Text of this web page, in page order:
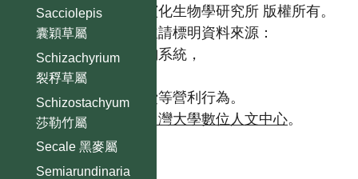
Sacciolepis
囊穎草屬
Schizachyrium
裂稃草屬
Schizostachyum
莎勒竹屬
Secale 黑麥屬
Semiarundinaria
國立台灣大學生態學與演化生物學研究所 版權所有。
歡迎引用本網站資料，並請標明資料來源：
【台灣植物資訊整合查詢系統，
https://tai2.ntu.edu.tw。】
且不得有收取資料查詢費等營利行為。
如需商業使用，請聯繫
台灣大學數位人文中心。